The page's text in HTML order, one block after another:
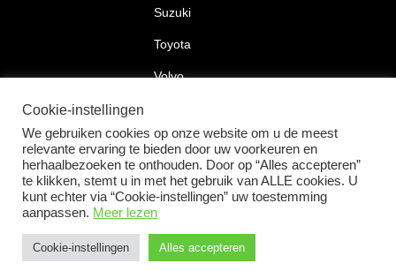
+31 183 30 52 22
Suzuki
Toyota
Volvo
2026 © Car Lock Systems
Cookie-instellingen
We gebruiken cookies op onze website om u de meest
relevante ervaring te bieden door uw voorkeuren en
herhaalbezoeken te onthouden. Door op “Alles accepteren”
te klikken, stemt u in met het gebruik van ALLE cookies. U
kunt echter via “Cookie-instellingen” uw toestemming
aanpassen. Meer lezen
Cookie-instellingen Alles accepteren